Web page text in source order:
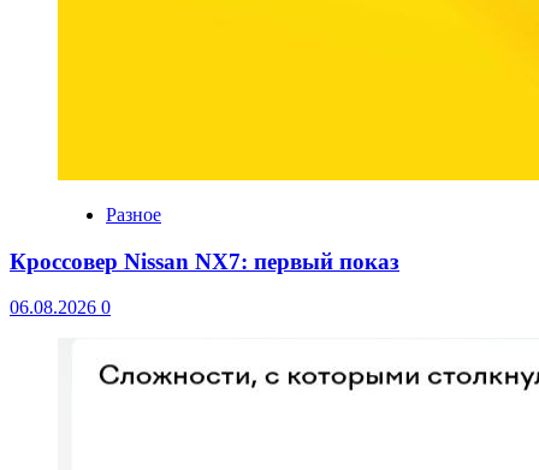
Разное
Кроссовер Nissan NX7: первый показ
06.08.2026 0